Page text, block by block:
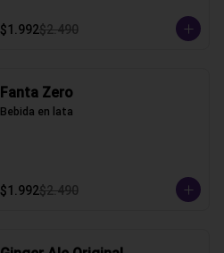
$1.992$2.490
Fanta Zero
Bebida en lata
$1.992$2.490